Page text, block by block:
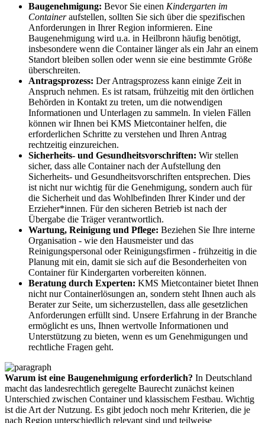
Baugenehmigung: Bevor Sie einen Kindergarten im
Containeraufstellen, sollten Sie sich über die spezifischen
Anforderungen in Ihrer Region informieren. Eine
Baugenehmigung wird u.a. in Heilbronn häufig benötigt,
insbesondere wenn die Container länger als ein Jahr an einem
Standort bleiben sollen oder wenn sie eine bestimmte Größe
überschreiten.
Antragsprozess: Der Antragsprozess kann einige Zeit in
Anspruch nehmen. Es ist ratsam, frühzeitig mit den örtlichen
Behörden in Kontakt zu treten, um die notwendigen
Informationen und Unterlagen zu sammeln. In vielen Fällen
können wir Ihnen bei KMS Mietcontainer helfen, die
erforderlichen Schritte zu verstehen und Ihren Antrag
rechtzeitig einzureichen.
Sicherheits- und Gesundheitsvorschriften: Wir stellen
sicher, dass alle Container nach der Aufstellung den
Sicherheits- und Gesundheitsvorschriften entsprechen. Dies
ist nicht nur wichtig für die Genehmigung, sondern auch für
die Sicherheit und das Wohlbefinden Ihrer Kinder und der
Erzieher*innen. Für den sicheren Betrieb ist nach der
Übergabe die Träger verantwortlich.
Wartung, Reinigung und Pflege: Beziehen Sie Ihre interne
Organisation - wie den Hausmeister und das
Reinigungspersonal oder Reinigungsfirmen - frühzeitig in die
Planung mit ein, damit sie sich auf die Besonderheiten von
Container für Kindergarten vorbereiten können.
Beratung durch Experten: KMS Mietcontainer bietet Ihnen
nicht nur Containerlösungen an, sondern steht Ihnen auch als
Berater zur Seite, um sicherzustellen, dass alle gesetzlichen
Anforderungen erfüllt sind. Unsere Erfahrung in der Branche
ermöglicht es uns, Ihnen wertvolle Informationen und
Unterstützung zu bieten, wenn es um Genehmigungen und
rechtliche Fragen geht.
Warum ist eine Baugenehmigung erforderlich? In Deutschland
macht das landesrechtlich geregelte Baurecht zunächst keinen
Unterschied zwischen Container und klassischem Festbau. Wichtig
ist die Art der Nutzung. Es gibt jedoch noch mehr Kriterien, die je
nach Region unterschiedlich relevant sind und teilweise